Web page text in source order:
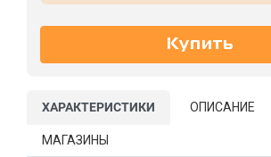
ХАРАКТЕРИСТИКИ ОПИСАНИЕ
МАГАЗИНЫ